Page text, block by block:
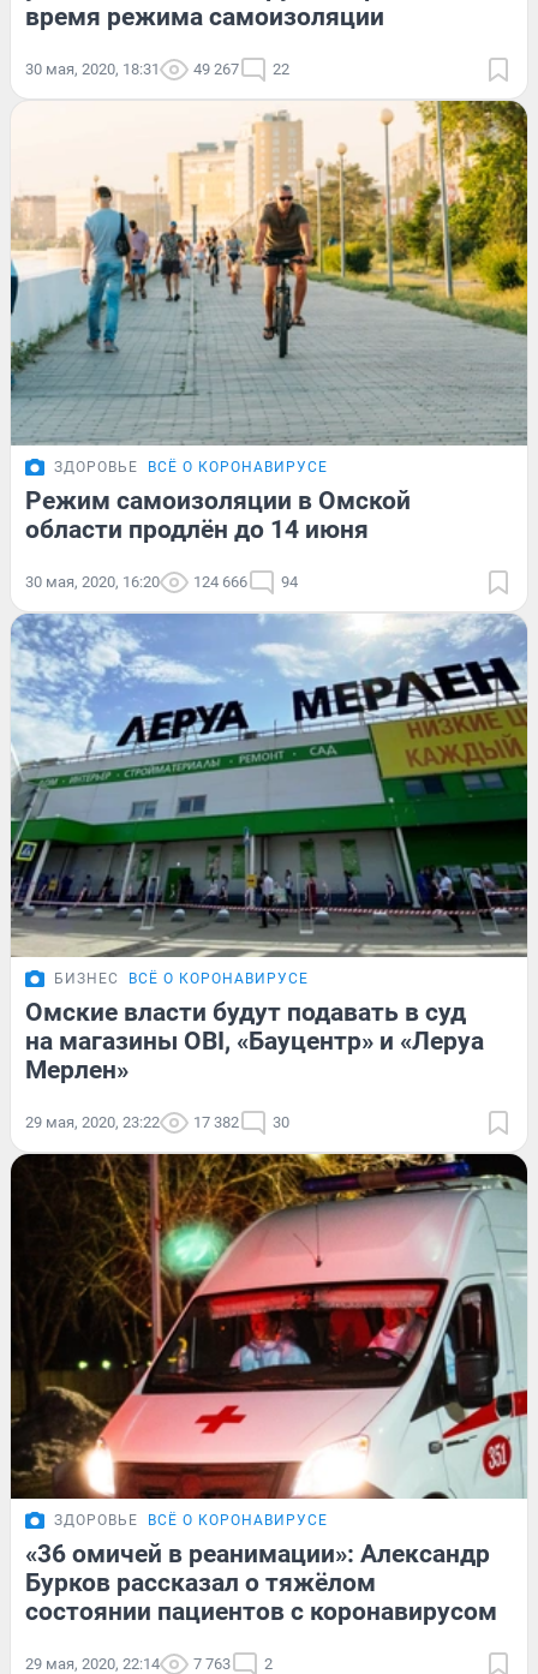
время режима самоизоляции
30 мая, 2020, 18:31 49 267 22
ЗДОРОВЬЕ ВСЁ О КОРОНАВИРУСЕ
Режим самоизоляции в Омской
области продлён до 14 июня
30 мая, 2020, 16:20 124 666 94
БИЗНЕС ВСЁ О КОРОНАВИРУСЕ
Омские власти будут подавать в суд
на магазины OBI, «Бауцентр» и «Леруа
Мерлен»
29 мая, 2020, 23:22 17 382 30
ЗДОРОВЬЕ ВСЁ О КОРОНАВИРУСЕ
«36 омичей в реанимации»: Александр
Бурков рассказал о тяжёлом
состоянии пациентов с коронавирусом
29 мая, 2020, 22:14 7 763 2